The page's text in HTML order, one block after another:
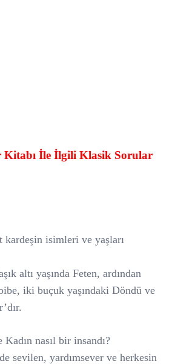
Kitabı İle İlgili Klasik Sorular
isimleri ve yaşları
altı yaşında Feten, ardından
iki buçuk yaşındaki Döndü ve
nasıl bir insandı?
sevilen, yardımsever ve herkesin